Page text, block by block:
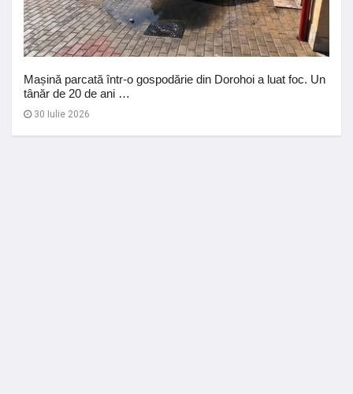
Mașină parcată într-o gospodărie din Dorohoi a luat foc. Un
tânăr de 20 de ani …
30 Iulie 2026